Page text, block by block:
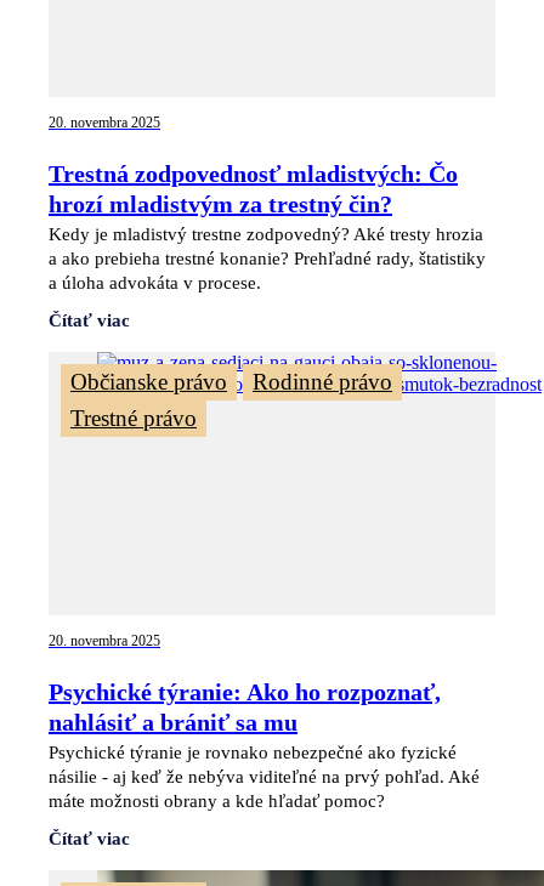
20. novembra 2025
Trestná zodpovednosť mladistvých: Čo
hrozí mladistvým za trestný čin?
Kedy je mladistvý trestne zodpovedný? Aké tresty hrozia
a ako prebieha trestné konanie? Prehľadné rady, štatistiky
a úloha advokáta v procese.
Čítať viac
Občianske právo , Rodinné právo ,
Trestné právo
20. novembra 2025
Psychické týranie: Ako ho rozpoznať,
nahlásiť a brániť sa mu
Psychické týranie je rovnako nebezpečné ako fyzické
násilie - aj keď že nebýva viditeľné na prvý pohľad. Aké
máte možnosti obrany a kde hľadať pomoc?
Čítať viac